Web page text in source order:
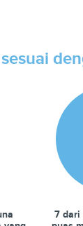
7 dari